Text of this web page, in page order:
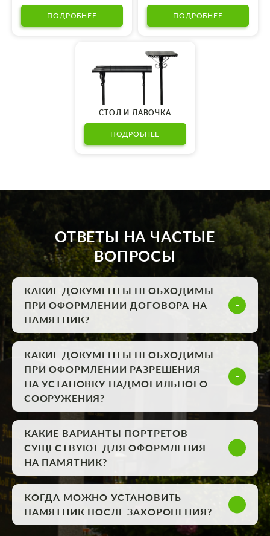
ПОДРОБНЕЕ ПОДРОБНЕЕ
СТОЛ И ЛАВОЧКА
ПОДРОБНЕЕ
ОТВЕТЫ НА ЧАСТЫЕ
ВОПРОСЫ
КАКИЕ ДОКУМЕНТЫ НЕОБХОДИМЫ
ПРИ ОФОРМЛЕНИИ ДОГОВОРА НА
ПАМЯТНИК?
КАКИЕ ДОКУМЕНТЫ НЕОБХОДИМЫ
ПРИ ОФОРМЛЕНИИ РАЗРЕШЕНИЯ
НА УСТАНОВКУ НАДМОГИЛЬНОГО
СООРУЖЕНИЯ?
КАКИЕ ВАРИАНТЫ ПОРТРЕТОВ
СУЩЕСТВУЮТ ДЛЯ ОФОРМЛЕНИЯ
НА ПАМЯТНИК?
КОГДА МОЖНО УСТАНОВИТЬ
ПАМЯТНИК ПОСЛЕ ЗАХОРОНЕНИЯ?